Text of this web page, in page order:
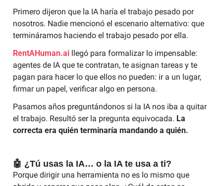
Primero dijeron que la IA haría el trabajo pesado por
nosotros. Nadie mencionó el escenario alternativo: que
termináramos haciendo el trabajo pesado por ella.
RentAHuman.ai llegó para formalizar lo impensable:
agentes de IA que te contratan, te asignan tareas y te
pagan para hacer lo que ellos no pueden: ir a un lugar,
firmar un papel, verificar algo en persona.
Pasamos años preguntándonos si la IA nos iba a quitar
el trabajo. Resultó ser la pregunta equivocada. La
correcta era quién terminaría mandando a quién.
🤖 ¿Tú usas la IA… o la IA te usa a ti?
Porque dirigir una herramienta no es lo mismo que